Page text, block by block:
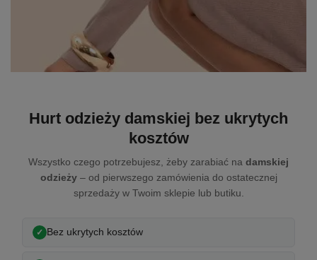
Hurt odzieży damskiej bez ukrytych
kosztów
Wszystko czego potrzebujesz, żeby zarabiać na damskiej
odzieży– od pierwszego zamówienia do ostatecznej
sprzedaży w Twoim sklepie lub butiku.
Bez ukrytych kosztów